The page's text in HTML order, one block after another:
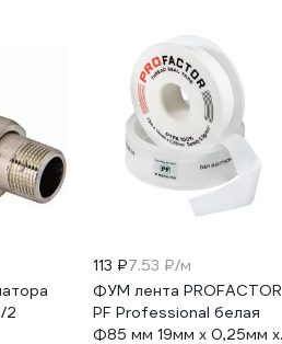
2
113 ₽7.53 ₽/м
ФУМ лента PROFACTOR
PF Professional белая
Ф85 мм 19мм х 0,25мм х